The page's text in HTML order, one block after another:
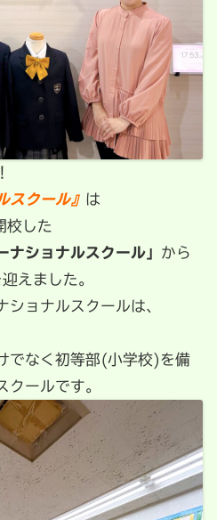
スクール』 は
した
ナショナルスクール」 から
えました。
ョナルスクールは、
でなく初等部(小学校)を備
クールです。